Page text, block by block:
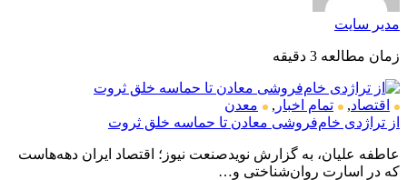
مدیر سایت
زمان مطالعه 3 دقیقه
اقتصاد, تمام اخبار ,
معدن
از تراژدی خام‌فروشی معادن تا حماسه خلق ثروت
عاطفه علیان، به گزارش نویدصنعت نیوز؛ اقتصاد ایران دهه‌هاست
که در اسارت روان‌شناختی و…